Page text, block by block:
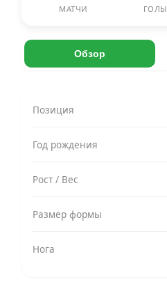
МАТЧИ ГОЛЫ
Обзор
Позиция
Год рождения
Рост / Вес
Размер формы
Нога